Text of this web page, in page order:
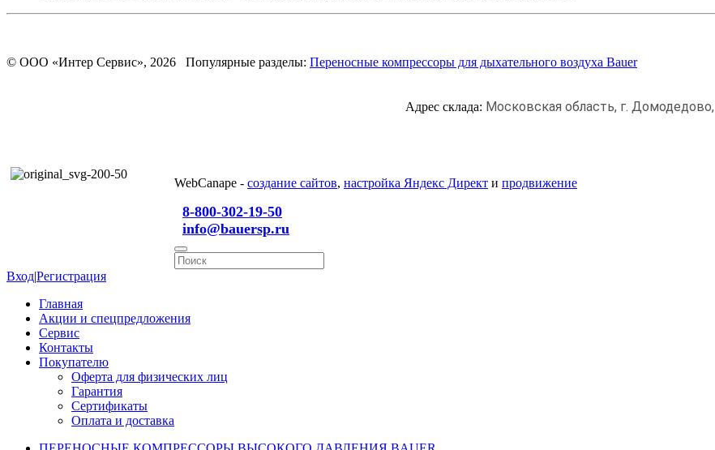
© ООО «Интер Сервис», 2026 Популярные разделы: Переносные компрессоры для дыхательного воздуха Bauer
Адрес склада: Московская область, г. Домодедово,
WebCanape - создание сайтов, настройка Яндекс Директ и продвижение
8-800-302-19-50
info@bauersp.ru
Вход|Регистрация
Главная
Акции и спецпредложения
Сервис
Контакты
Покупателю
Оферта для физических лиц
Гарантия
Сертификаты
Оплата и доставка